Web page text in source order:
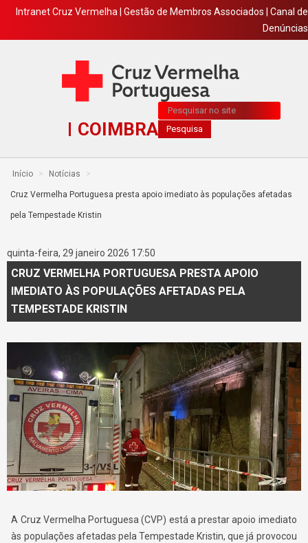
Intranet Cruz Vermelha Gestão de Membros Associados
Canal de
Denúncias
COIMBRA
Pesquisa...
Pesquisa
Início > Notícias >
Cruz Vermelha Portuguesa presta apoio imediato às populações afetadas
pela Tempestade Kristin
quinta-feira, 29 janeiro 2026 17:50
CRUZ VERMELHA PORTUGUESA PRESTA APOIO
IMEDIATO ÀS POPULAÇÕES AFETADAS PELA
TEMPESTADE KRISTIN
A Cruz Vermelha Portuguesa (CVP) está a prestar apoio imediato
às populações afetadas pela Tempestade Kristin, que já provocou